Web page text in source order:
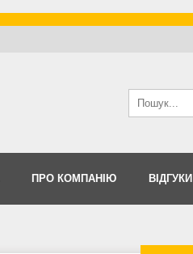
ПРО КОМПАНІЮ ВІДГУКИ